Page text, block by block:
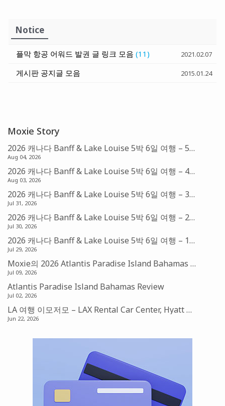
Notice
플막 항공 어워드 발권 글 링크 모음 (11) 2021.02.07
게시판 공지글 모음 2015.01.24
Moxie Story
2026 캐나다 Banff & Lake Louise 5박 6일 여행 – 5편: Fairmont Chateau Lake Louise (아멕스 FHR)
Aug 04, 2026
2026 캐나다 Banff & Lake Louise 5박 6일 여행 – 4편: Banff의 아침 & Sunshine Village Gondola
Aug 03, 2026
2026 캐나다 Banff & Lake Louise 5박 6일 여행 – 3편: Banff & Bow Falls
Jul 31, 2026
2026 캐나다 Banff & Lake Louise 5박 6일 여행 – 2편: Canmore & Mistaya Canyon Trail Head
Jul 30, 2026
2026 캐나다 Banff & Lake Louise 5박 6일 여행 – 1편: 발권 및 예약
Jul 29, 2026
Moxie의 2026 Atlantis Paradise Island Bahamas 맛집기행 – Amber, Fish by Jose Andres, Nobu Restaurant
Jul 09, 2026
Atlantis Paradise Island Bahamas Review
Jul 02, 2026
LA 여행 이모저모 – LAX Rental Car Center, Hyatt Place Suite, Laguna Beach, 그리고 LA Dodgers
Jun 22, 2026